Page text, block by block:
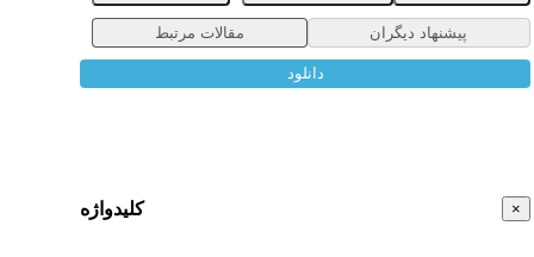
مقالات مرتبط پیشنهاد دیگران
دانلود
× کلیدواژه